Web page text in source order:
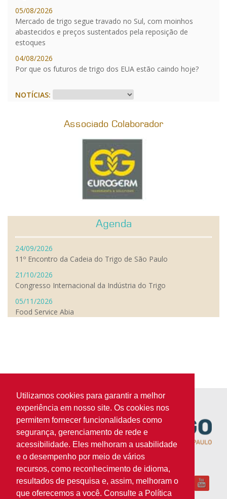
Utilizamos cookies para garantir a melhor
experiência em nosso site. Os cookies nos
permitem fornecer funcionalidades como
segurança, gerenciamento de rede e
acessibilidade. Eles melhoram a usabilidade
e o desempenho por meio de vários
recursos, como reconhecimento de idioma,
resultados de pesquisa e, assim, melhoram o
que oferecemos a você. Consulte a Política
05/08/2026
Mercado de trigo segue travado no Sul, com moinhos
abastecidos e preços sustentados pela reposição de
estoques
04/08/2026
Por que os futuros de trigo dos EUA estão caindo hoje?
NOTÍCIAS:
Associado Colaborador
Agenda
24/09/2026
11º Encontro da Cadeia do Trigo de São Paulo
21/10/2026
Congresso Internacional da Indústria do Trigo
05/11/2026
Food Service Abia
Siga-nos